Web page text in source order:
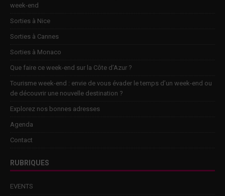
week-end
Sorties à Nice
Sorties à Cannes
Sorties à Monaco
Que faire ce week-end sur la Côte d’Azur ?
Tourisme week-end : envie de vous évader le temps d’un week-end ou
de découvrir une nouvelle destination ?
Explorez nos bonnes adresses
Agenda
Contact
RUBRIQUES
EVENTS